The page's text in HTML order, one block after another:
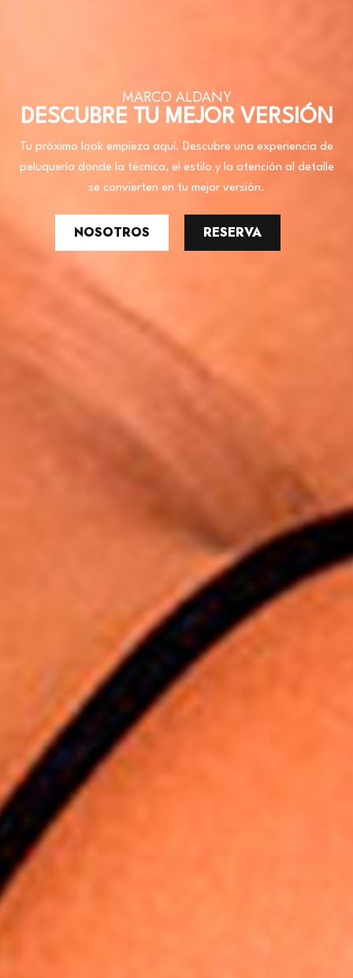
MARCO ALDANY
DESCUBRE TU MEJOR VERSIÓN
Tu próximo look empieza aquí. Descubre una experiencia de
peluquería donde la técnica, el estilo y la atención al detalle
se convierten en tu mejor versión.
NOSOTROS RESERVA